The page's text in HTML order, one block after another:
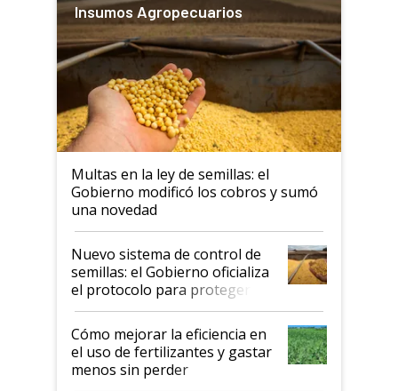
Insumos Agropecuarios
Multas en la ley de semillas: el
Gobierno modificó los cobros y sumó
una novedad
Nuevo sistema de control de
semillas: el Gobierno oficializa
el protocolo para proteger la
propiedad intelectual
Cómo mejorar la eficiencia en
el uso de fertilizantes y gastar
menos sin perder